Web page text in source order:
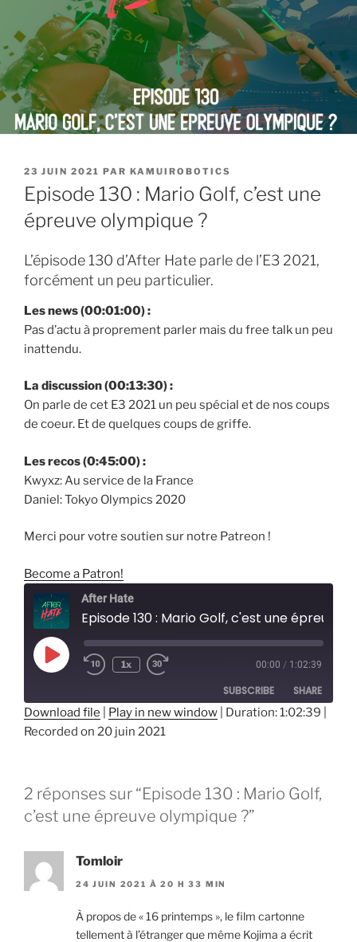
PUBLIÉ
LE
23 JUIN 2021 PAR KAMUIROBOTICS
Episode 130 : Mario Golf, c’est une
épreuve olympique ?
L’épisode 130 d’After Hate parle de l’E3 2021,
forcément un peu particulier.
Les news(00:01:00) :
Pas d’actu à proprement parler mais du free talk un peu
inattendu.
La discussion(00:13:30) :
On parle de cet E3 2021 un peu spécial et de nos coups
de coeur. Et de quelques coups de griffe.
Les recos (0:45:00) :
Kwyxz: Au service de la France
Daniel: Tokyo Olympics 2020
Merci pour votre soutien sur notre Patreon !
Become a Patron!
After Hate
Play
Episode
1x 00:00 / 1:02:39
SUBSCRIBE SHARE
SHARE
EMBED
Download file Play in new window Duration: 1:02:39
Recorded on 20 juin 2021
2 réponses sur “Episode 130 : Mario Golf,
c’est une épreuve olympique ?”
Tomloir
24 JUIN 2021 À 20 H 33 MIN
À propos de « 16 printemps », le film cartonne
tellement à l’étranger que même Kojima a écrit